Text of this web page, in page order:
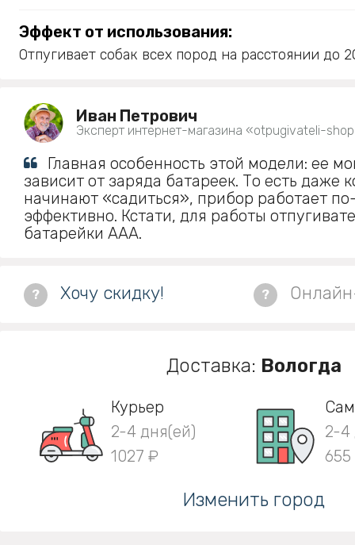
Эффект от использования:
Отпугивает собак всех пород на расстоянии до
Иван Петрович
Эксперт интернет-магазина «otpugivateli-
Главная особенность этой модели: ее
зависит от заряда батареек. То есть даже
начинают «садиться», прибор работает
эффективно. Кстати, для работы
батарейки ААА.
? Хочу скидку! ?
Доставка: Вологда
Курьер
2-4 дня(ей)
1027 ₽
2-4
Изменить город